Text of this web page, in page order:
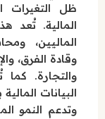
ظل التغيرات
المالية. تُعد
الماليين،
وقادة الفرق،
والتجارة.
البيانات
وتدعم النمو